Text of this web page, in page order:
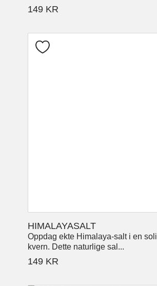
149 KR
HIMALAYASALT
Oppdag ekte Himalaya-salt i en
kvern. Dette naturlige sal...
149 KR